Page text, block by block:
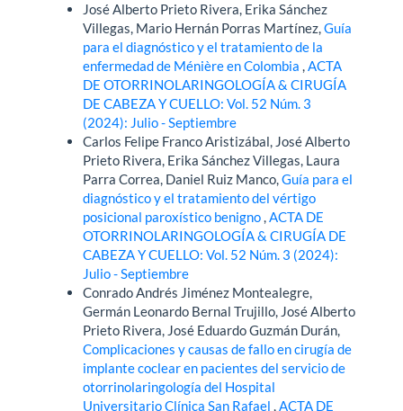
José Alberto Prieto Rivera, Erika Sánchez
Villegas, Mario Hernán Porras Martínez,Guía
para el diagnóstico y el tratamiento de la
enfermedad de Ménière en Colombia,ACTA
DE OTORRINOLARINGOLOGÍA & CIRUGÍA
DE CABEZA Y CUELLO: Vol. 52 Núm. 3
(2024): Julio - Septiembre
Carlos Felipe Franco Aristizábal, José Alberto
Prieto Rivera, Erika Sánchez Villegas, Laura
Parra Correa, Daniel Ruiz Manco,Guía para el
diagnóstico y el tratamiento del vértigo
posicional paroxístico benigno,ACTA DE
OTORRINOLARINGOLOGÍA & CIRUGÍA DE
CABEZA Y CUELLO: Vol. 52 Núm. 3 (2024):
Julio - Septiembre
Conrado Andrés Jiménez Montealegre,
Germán Leonardo Bernal Trujillo, José Alberto
Prieto Rivera, José Eduardo Guzmán Durán,
Complicaciones y causas de fallo en cirugía de
implante coclear en pacientes del servicio de
otorrinolaringología del Hospital
Universitario Clínica San Rafael,ACTA DE